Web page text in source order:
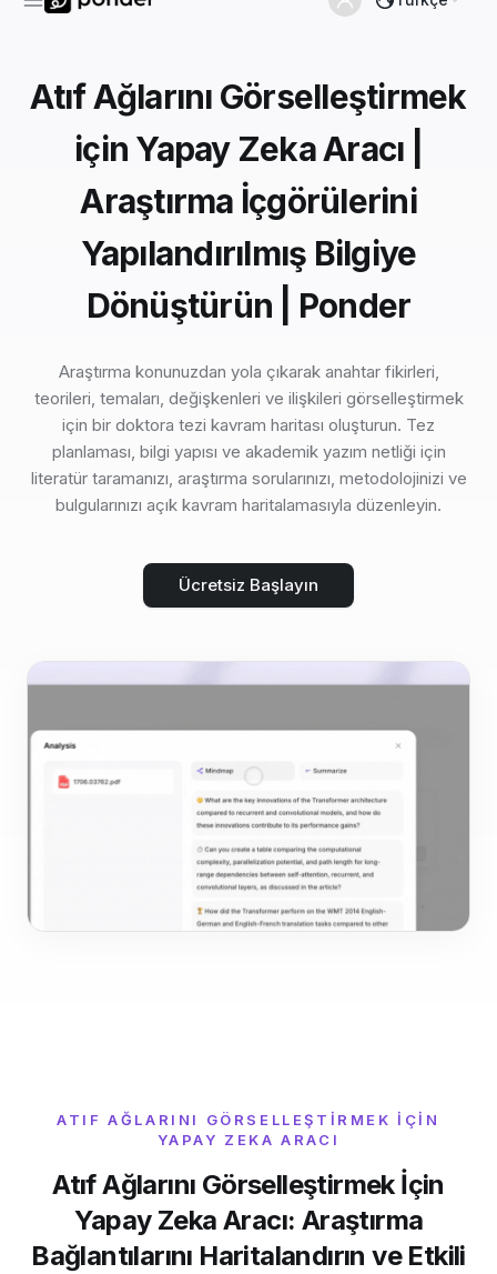
Atıf Ağlarını Görselleştirmek
için Yapay Zeka Aracı |
Araştırma İçgörülerini
Yapılandırılmış Bilgiye
Dönüştürün | Ponder
Araştırma konunuzdan yola çıkarak anahtar fikirleri,
teorileri, temaları, değişkenleri ve ilişkileri görselleştirmek
için bir doktora tezi kavram haritası oluşturun. Tez
planlaması, bilgi yapısı ve akademik yazım netliği için
literatür taramanızı, araştırma sorularınızı, metodolojinizi ve
bulgularınızı açık kavram haritalamasıyla düzenleyin.
Ücretsiz Başlayın
ATIF AĞLARINI GÖRSELLEŞTIRMEK IÇIN
YAPAY ZEKA ARACI
Atıf Ağlarını Görselleştirmek İçin
Yapay Zeka Aracı: Araştırma
Bağlantılarını Haritalandırın ve Etkili